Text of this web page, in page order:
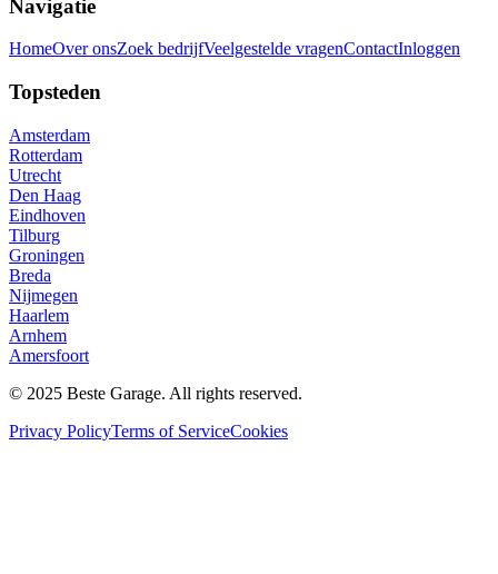
Navigatie
HomeOver onsZoek bedrijfVeelgestelde vragenContactInloggen
Topsteden
Amsterdam
Rotterdam
Utrecht
Den Haag
Eindhoven
Tilburg
Groningen
Breda
Nijmegen
Haarlem
Arnhem
Amersfoort
© 2025 Beste Garage. All rights reserved.
Privacy PolicyTerms of ServiceCookies